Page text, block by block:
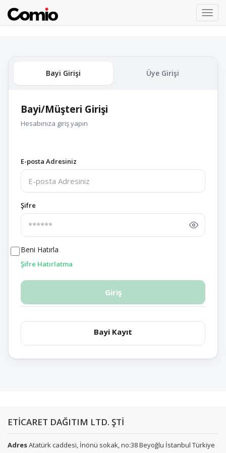
Bayi Girişi Üye Girişi
Bayi/Müşteri Girişi
Hesabınıza giriş yapın
E-posta Adresiniz
Şifre
Beni Hatırla
Şifre Hatırlatma
Giriş
Bayi Kayıt
ETİCARET DAĞITIM LTD. ŞTİ
AdresAtatürk caddesi, İnönü sokak, no:38 Beyoğlu İstanbul Türkiye